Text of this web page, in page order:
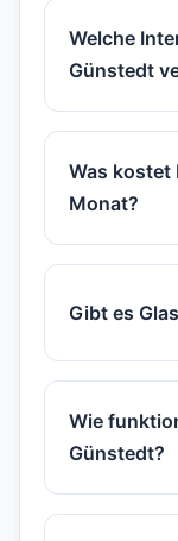
Welche
Günstedt
Was kostet
Monat?
Gibt es
Wie
Günstedt?